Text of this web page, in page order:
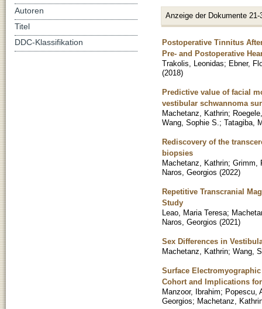
Anzeige der Dokumente 21-
Postoperative Tinnitus
Pre- and Postoperative
Trakolis, Leonidas; Ebner,
(2018)
Predictive value of facial
vestibular schwannoma
Machetanz, Kathrin;
Wang, Sophie S. ; Tatagiba,
Rediscovery of the
biopsies
Machetanz, Kathrin; Grimm,
Naros, Georgios (2022)
Repetitive Transcranial
Study
Leao, Maria Teresa;
Naros, Georgios (2021)
Sex Differences in
Machetanz, Kathrin; Wang,
Surface
Cohort and Implications
Manzoor, Ibrahim; Popescu,
Georgios; Machetanz,
Autoren
Titel
DDC-Klassifikation